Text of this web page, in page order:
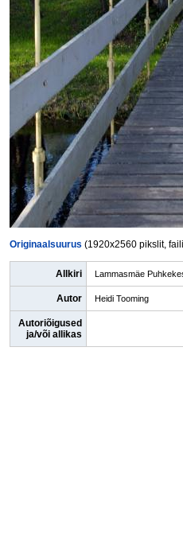
Originaalsuurus (1920x2560 pikslit,
Allkiri Lammasmäe
Autor Heidi Tooming
Autoriõigused
ja/või allikas